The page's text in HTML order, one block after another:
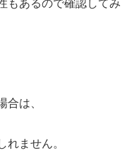
もあるので確認してみ
合は、
れません。